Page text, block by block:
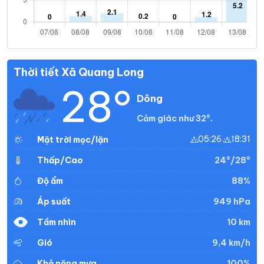
Thời tiết Xã Quang Long
28° Dông
Cảm giác như 32°.
Mặt trời mọc/lặn
05:26 18:31
Thấp/Cao
24°/28°
Độ ẩm
88%
Áp suất
949 hPa
Tầm nhìn
10 km
Gió
9,4 km/h